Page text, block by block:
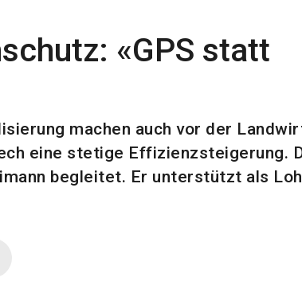
«GPS statt
machen auch vor der
eine stetige Effizienzsteigerung.
begleitet. Er unterstützt als